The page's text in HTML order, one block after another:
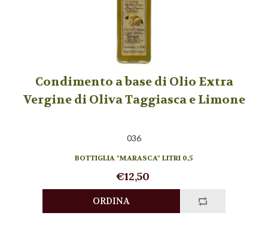
Condimento a base di Olio Extra
Vergine di Oliva Taggiasca e Limone
036
BOTTIGLIA "MARASCA" LITRI 0,5
€12,50